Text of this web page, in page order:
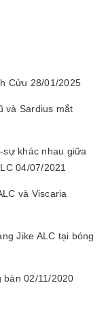
Cửu 28/01/2025
và Sardius mắt
sự khác nhau giữa
04/07/2021
và Viscaria
Jike ALC tại bóng
bàn 02/11/2020